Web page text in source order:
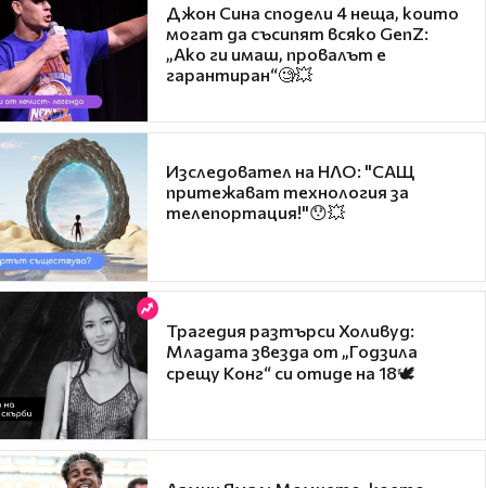
Джон Сина сподели 4 неща, които
могат да съсипят всяко GenZ:
„Ако ги имаш, провалът е
гарантиран“🧐💥
Изследовател на НЛО: "САЩ
притежават технология за
телепортация!"😯💥
Трагедия разтърси Холивуд:
Младата звезда от „Годзила
срещу Конг“ си отиде на 18🕊️